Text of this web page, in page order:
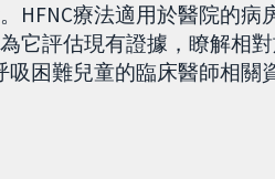
HFNC療法適用於醫院的病
它評估現有證據，瞭解相
困難兒童的臨床醫師相關